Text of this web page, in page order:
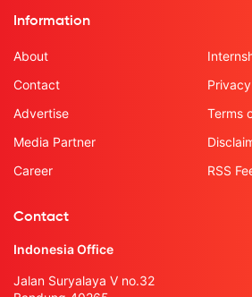
Information
About
Contact
Advertise
Media Partner
Career
Terms
RSS
Contact
Indonesia Office
Jalan Suryalaya V no.32